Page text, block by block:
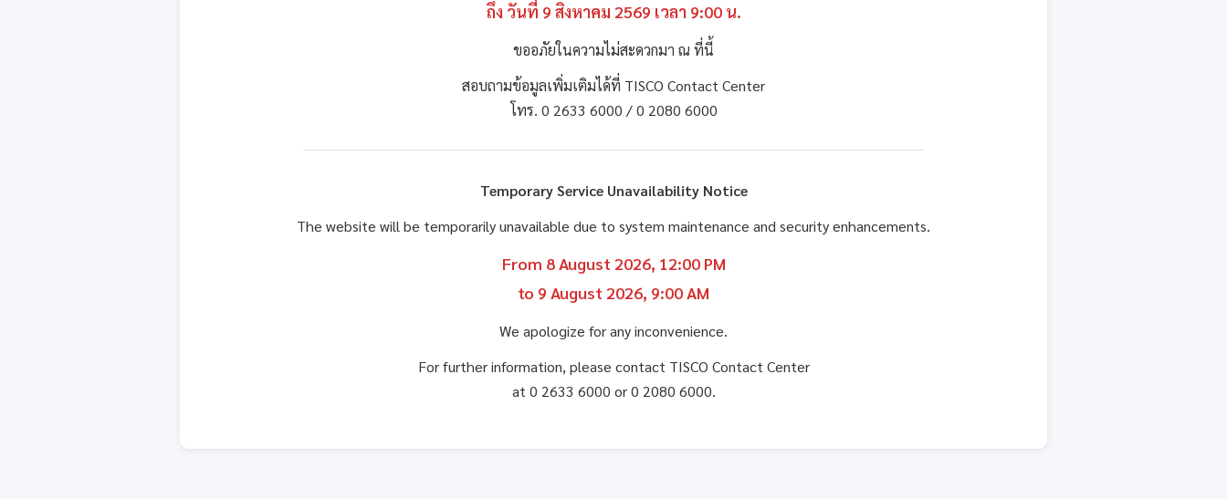
ถึง วันที่ 9 สิงหาคม 2569 เวลา 9:00 น.
ขออภัยในความไม่สะดวกมา ณ ที่นี้
สอบถามข้อมูลเพิ่มเติมได้ที่ TISCO Contact Center
โทร. 0 2633 6000 / 0 2080 6000
Temporary Service Unavailability Notice
The website will be temporarily unavailable due to system maintenance and security enhancements.
From 8 August 2026, 12:00 PM
to 9 August 2026, 9:00 AM
We apologize for any inconvenience.
For further information, please contact TISCO Contact Center
at 0 2633 6000 or 0 2080 6000.